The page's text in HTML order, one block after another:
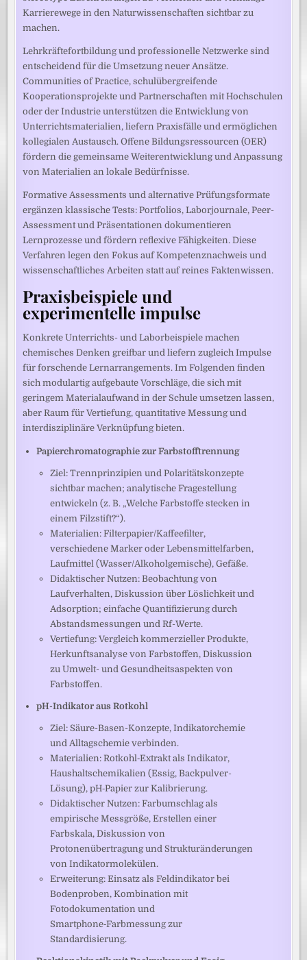
Karrierewege in den Naturwissenschaften sichtbar zu
machen.
Lehrkräftefortbildung und professionelle Netzwerke sind
entscheidend für die Umsetzung neuer Ansätze.
Communities of Practice, schulübergreifende
Kooperationsprojekte und Partnerschaften mit Hochschulen
oder der Industrie unterstützen die Entwicklung von
Unterrichtsmaterialien, liefern Praxisfälle und ermöglichen
kollegialen Austausch. Offene Bildungsressourcen (OER)
fördern die gemeinsame Weiterentwicklung und Anpassung
von Materialien an lokale Bedürfnisse.
Formative Assessments und alternative Prüfungsformate
ergänzen klassische Tests: Portfolios, Laborjournale, Peer-
Assessment und Präsentationen dokumentieren
Lernprozesse und fördern reflexive Fähigkeiten. Diese
Verfahren legen den Fokus auf Kompetenznachweis und
wissenschaftliches Arbeiten statt auf reines Faktenwissen.
Praxisbeispiele und
experimentelle impulse
Konkrete Unterrichts- und Laborbeispiele machen
chemisches Denken greifbar und liefern zugleich Impulse
für forschende Lernarrangements. Im Folgenden finden
sich modulartig aufgebaute Vorschläge, die sich mit
geringem Materialaufwand in der Schule umsetzen lassen,
aber Raum für Vertiefung, quantitative Messung und
interdisziplinäre Verknüpfung bieten.
Papierchromatographie zur Farbstofftrennung
Ziel: Trennprinzipien und Polaritätskonzepte
sichtbar machen; analytische Fragestellung
entwickeln (z. B. „Welche Farbstoffe stecken in
einem Filzstift?“).
Materialien: Filterpapier/Kaffeefilter,
verschiedene Marker oder Lebensmittelfarben,
Laufmittel (Wasser/Alkoholgemische), Gefäße.
Didaktischer Nutzen: Beobachtung von
Laufverhalten, Diskussion über Löslichkeit und
Adsorption; einfache Quantifizierung durch
Abstandsmessungen und Rf-Werte.
Vertiefung: Vergleich kommerzieller Produkte,
Herkunftsanalyse von Farbstoffen, Diskussion
zu Umwelt- und Gesundheitsaspekten von
Farbstoffen.
pH-Indikator aus Rotkohl
Ziel: Säure-Basen-Konzepte, Indikatorchemie
und Alltagschemie verbinden.
Materialien: Rotkohl‑Extrakt als Indikator,
Haushaltschemikalien (Essig, Backpulver-
Lösung), pH‑Papier zur Kalibrierung.
Didaktischer Nutzen: Farbumschlag als
empirische Messgröße, Erstellen einer
Farbskala, Diskussion von
Protonenübertragung und Strukturänderungen
von Indikatormolekülen.
Erweiterung: Einsatz als Feldindikator bei
Bodenproben, Kombination mit
Fotodokumentation und
Smartphone‑Farbmessung zur
Standardisierung.